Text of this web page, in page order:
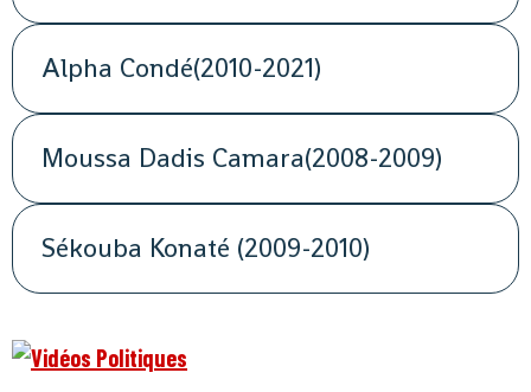
Alpha Condé(2010-2021)
Moussa Dadis Camara(2008-2009)
Sékouba Konaté (2009-2010)